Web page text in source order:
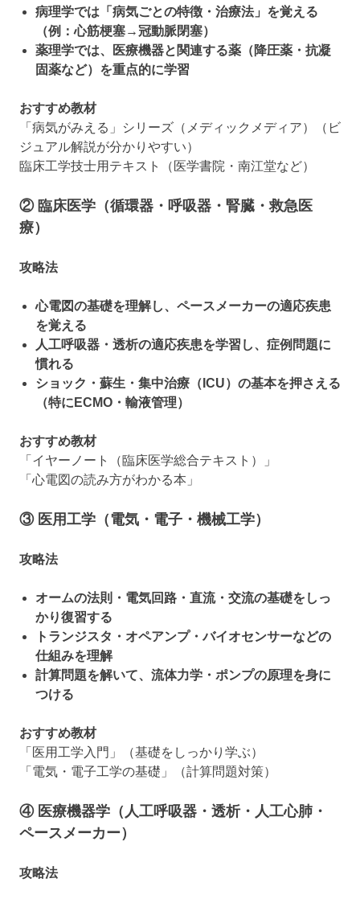
病理学では「病気ごとの特徴・治療法」を覚える
（例：心筋梗塞→冠動脈閉塞）
薬理学では、医療機器と関連する薬（降圧薬・抗凝
固薬など）を重点的に学習
おすすめ教材
「病気がみえる」シリーズ（メディックメディア）（ビ
ジュアル解説が分かりやすい）
臨床工学技士用テキスト（医学書院・南江堂など）
② 臨床医学（循環器・呼吸器・腎臓・救急医
療）
攻略法
心電図の基礎を理解し、ペースメーカーの適応疾患
を覚える
人工呼吸器・透析の適応疾患を学習し、症例問題に
慣れる
ショック・蘇生・集中治療（ICU）の基本を押さえる
（特にECMO・輸液管理）
おすすめ教材
「イヤーノート（臨床医学総合テキスト）」
「心電図の読み方がわかる本」
③ 医用工学（電気・電子・機械工学）
攻略法
オームの法則・電気回路・直流・交流の基礎をしっ
かり復習する
トランジスタ・オペアンプ・バイオセンサーなどの
仕組みを理解
計算問題を解いて、流体力学・ポンプの原理を身に
つける
おすすめ教材
「医用工学入門」（基礎をしっかり学ぶ）
「電気・電子工学の基礎」（計算問題対策）
④ 医療機器学（人工呼吸器・透析・人工心肺・
ペースメーカー）
攻略法